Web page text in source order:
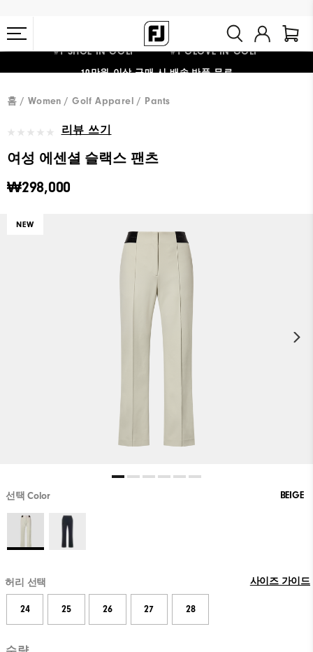
#1 SHOE IN GOLF #1 GLOVE IN GOLF
홈 Women Golf Apparel Pants
리뷰 쓰기
여성 에센셜 슬랙스 팬츠
₩298,000
NEW
선택 Color BEIGE
허리 선택 사이즈 가이드
24 25 26 27 28